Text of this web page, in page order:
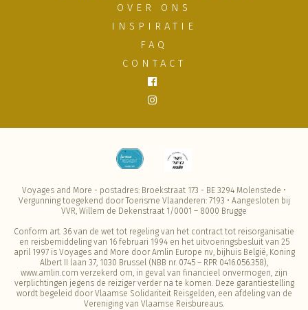
OVER ONS
INSPIRATIE
FAQ
CONTACT
Voyages and More - postadres: Broekstraat 173 - BE 3294 Molenstede •
Vergunning toegekend door Toerisme Vlaanderen: 7193 • Aangesloten bij
VVR, Willem de Dekenstraat 1/0001 – 8000 Brugge
Conform art. 36 van de wet tot regeling van het contract tot reisorganisatie
en reisbemiddeling van 16 februari 1994 en het uitvoeringsbesluit van 25
april 1997 is Voyages and More door Amlin Europe nv, bijhuis België, Koning
Albert II laan 37, 1030 Brussel (NBB nr. 0745 – RPR 0416.056.358),
www.amlin.com verzekerd om, in geval van financieel onvermogen, zijn
verplichtingen jegens de reiziger verder na te komen. Deze garantiestelling
wordt begeleid door Vlaamse Solidariteit Reisgelden, een afdeling van de
Vereniging van Vlaamse Reisbureaus.